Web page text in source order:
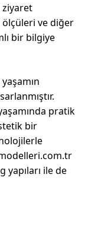
ölçüleri ve diğer
bir bilgiye
pratik
bir
yapıları ile de